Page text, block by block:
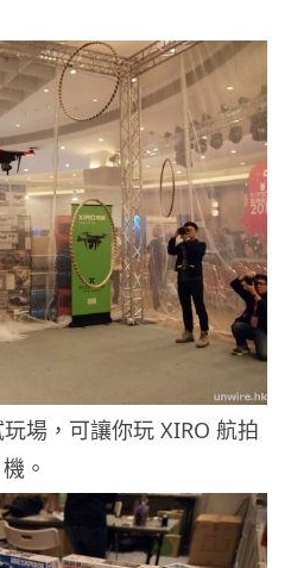
場，可讓你玩 XIRO 航拍
機。